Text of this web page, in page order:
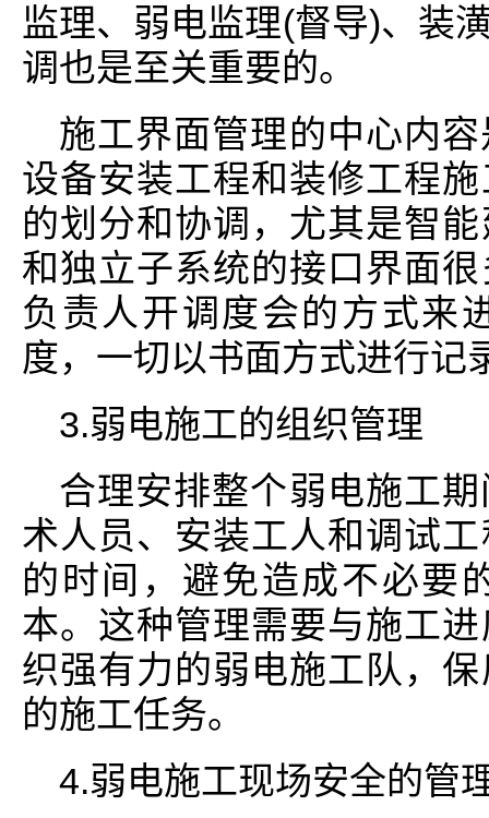
监理、弱电监理(督导)、装
调也是至关重要的。
施工界面管理的中心内
设备安装工程和装修工程
的划分和协调，尤其是智
和独立子系统的接口界面
负责人开调度会的方式来
度，一切以书面方式进行记
3.弱电施工的组织管理
合理安排整个弱电施工
术人员、安装工人和调试
的时间，避免造成不必要
本。这种管理需要与施工
织强有力的弱电施工队，
的施工任务。
4.弱电施工现场安全的管